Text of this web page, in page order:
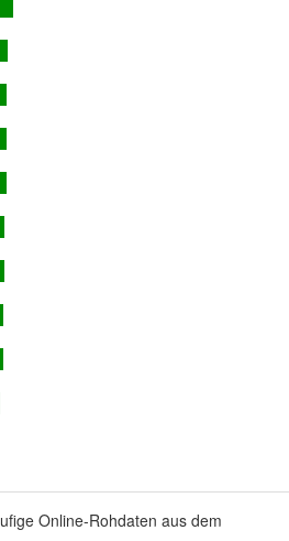
Online-Rohdaten aus dem